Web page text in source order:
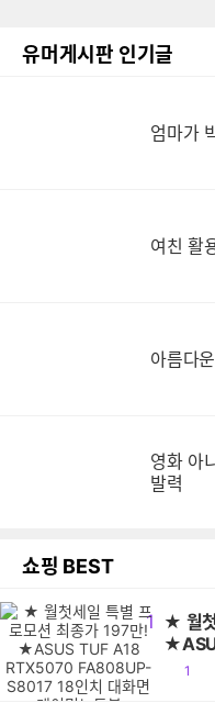
유머게시판 인기글
엄마가
여친 활
아름다
영화 아
발력
쇼핑 BEST
1 ★ 월
공1